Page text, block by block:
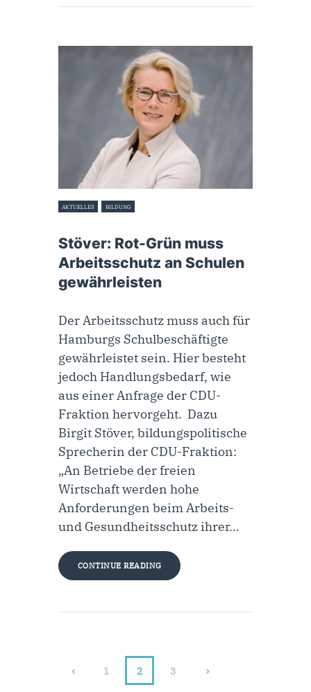
AKTUELLES BILDUNG
Stöver: Rot-Grün muss
Arbeitsschutz an Schulen
gewährleisten
Der Arbeitsschutz muss auch für
Hamburgs Schulbeschäftigte
gewährleistet sein. Hier besteht
jedoch Handlungsbedarf, wie
aus einer Anfrage der CDU-
Fraktion hervorgeht. Dazu
Birgit Stöver, bildungspolitische
Sprecherin der CDU-Fraktion:
„An Betriebe der freien
Wirtschaft werden hohe
Anforderungen beim Arbeits-
und Gesundheitsschutz ihrer…
CONTINUE READING
1 2 3
>